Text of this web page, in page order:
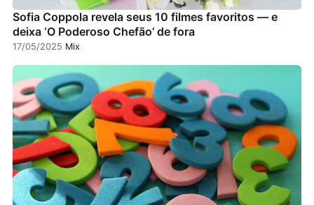
Sofia Coppola revela seus 10 filmes favoritos — e
deixa ‘O Poderoso Chefão’ de fora
17/05/2025 Mix